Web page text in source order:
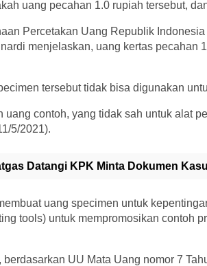
uang pecahan 1.0 rupiah tersebut,
Percetakan Uang Republik
menjelaskan, uang kertas pecahan
tersebut tidak bisa digunakan
uang contoh, yang tidak sah untuk alat
5/2021).
Datangi KPK Minta Dokumen
uang specimen untuk
tools) untuk mempromosikan contoh
UU Mata Uang nomor 7